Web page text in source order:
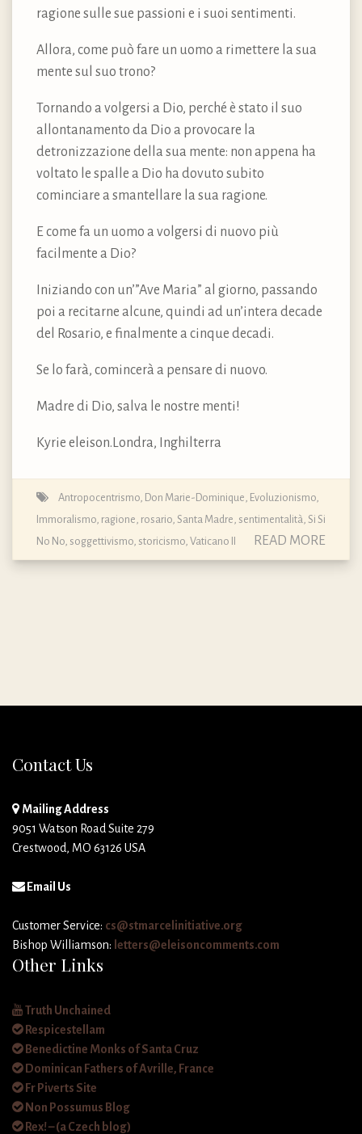
ragione sulle sue passioni e i suoi sentimenti.
Allora, come può fare un uomo a rimettere la sua
mente sul suo trono?
Tornando a volgersi a Dio, perché è stato il suo
allontanamento da Dio a provocare la
detronizzazione della sua mente: non appena ha
voltato le spalle a Dio ha dovuto subito
cominciare a smantellare la sua ragione.
E come fa un uomo a volgersi di nuovo più
facilmente a Dio?
Iniziando con un’”Ave Maria” al giorno, passando
poi a recitarne alcune, quindi ad un’intera decade
del Rosario, e finalmente a cinque decadi.
Se lo farà, comincerà a pensare di nuovo.
Madre di Dio, salva le nostre menti!
Kyrie eleison.Londra, Inghilterra
Antropocentrismo Don Marie-Dominique Evoluzionismo
Immoralismo ragione rosario Santa Madre sentimentalità Si Si
No No soggettivismo storicismo Vaticano II READ MORE
Contact Us
Mailing Address
9051 Watson Road Suite 279
Crestwood, MO 63126 USA
Email Us
Customer Service: cs@stmarcelinitiative.org
Bishop Williamson: letters@eleisoncomments.com
Other Links
Truth Unchained
Respicestellam
Benedictine Monks of Santa Cruz
Dominican Fathers of Avrille, France
Fr Piverts Site
Non Possumus Blog
Rex! – (a Czech blog)